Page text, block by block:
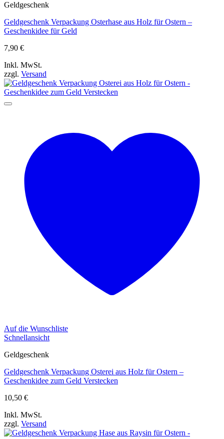
Geldgeschenk
Geldgeschenk Verpackung Osterhase aus Holz für Ostern –
Geschenkidee für Geld
7,90 €
Inkl. MwSt.
zzgl. Versand
Auf die Wunschliste
Schnellansicht
Geldgeschenk
Geldgeschenk Verpackung Osterei aus Holz für Ostern –
Geschenkidee zum Geld Verstecken
10,50 €
Inkl. MwSt.
zzgl. Versand